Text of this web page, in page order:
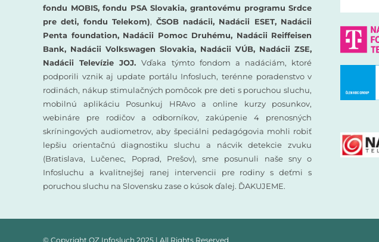
fondu MOBIS, fondu PSA Slovakia, grantovému programu Srdce
pre deti, fondu Telekom), ČSOB nadácii, Nadácii ESET, Nadácii
Penta foundation, Nadácii Pomoc Druhému, Nadácii Reiffeisen
Bank, Nadácii Volkswagen Slovakia, Nadácii VÚB, Nadácii ZSE,
Nadácii Televízie JOJ.Vďaka týmto fondom a nadáciám, ktoré
podporili vznik aj update portálu Infosluch, terénne poradenstvo v
rodinách, nákup stimulačných pomôcok pre deti s poruchou sluchu,
mobilnú aplikáciu Posunkuj HRAvo a online kurzy posunkov,
webináre pre rodičov a odborníkov, zakúpenie 4 prenosných
skríningových audiometrov, aby špeciálni pedagógovia mohli robiť
lepšiu orientačnú diagnostiku sluchu a nácvik detekcie zvuku
(Bratislava, Lučenec, Poprad, Prešov), sme posunuli naše sny o
Infosluchu a kvalitnejšej ranej intervencii pre rodiny s deťmi s
poruchou sluchu na Slovensku zase o kúsok ďalej. ĎAKUJEME.
© Copyright OZ Infosluch 2025 | All Rights Reserved